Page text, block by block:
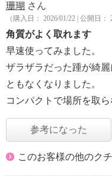
珊瑚 さん
（購入日： 2026/01/22 | 公開日：
角質がよく取れます
早速使ってみました。
ザラザラだった踵が綺
ともなくなりました。
コンパクトで場所を取ら
参考になった
このお客様の他のク